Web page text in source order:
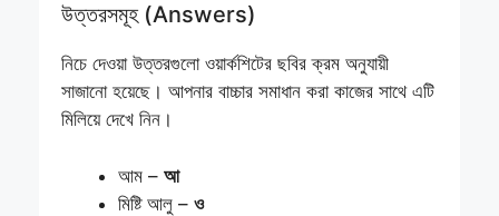
উত্তরসমূহ (Answers)
নিচে দেওয়া উত্তরগুলো ওয়ার্কশিটের ছবির ক্রম অনুযায়ী
সাজানো হয়েছে। আপনার বাচ্চার সমাধান করা কাজের সাথে এটি
মিলিয়ে দেখে নিন।
আম – আ
মিষ্টি আলু – ও